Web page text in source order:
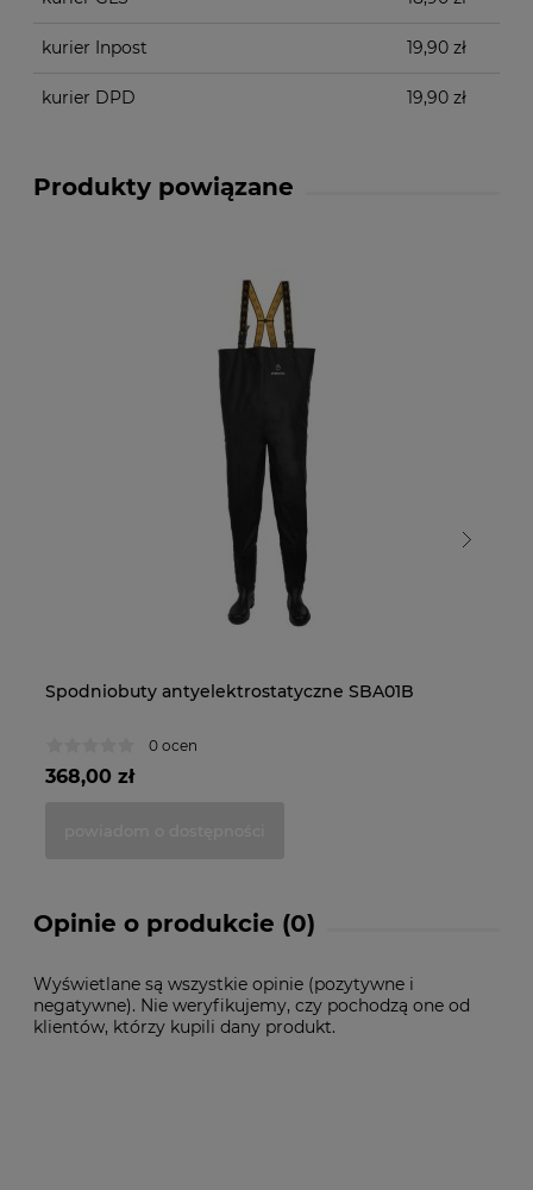
kurier Inpost 19,90 zł
kurier DPD 19,90 zł
Produkty powiązane
Spodniobuty antyelektrostatyczne SBA01B
0 ocen
368,00 zł
Opinie o produkcie (0)
Wyświetlane są wszystkie opinie (pozytywne i
negatywne). Nie weryfikujemy, czy pochodzą one od
klientów, którzy kupili dany produkt.